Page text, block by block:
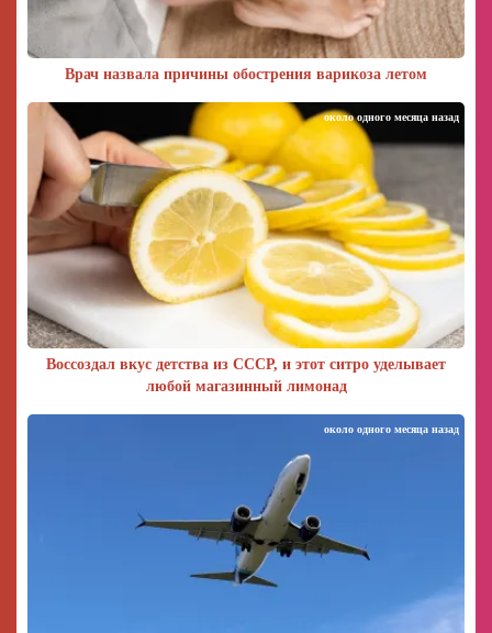
Врач назвала причины обострения варикоза летом
Воссоздал вкус детства из СССР, и этот ситро уделывает
любой магазинный лимонад
около одного месяца назад
около одного месяца назад